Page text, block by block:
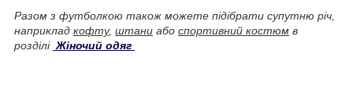
Разом з футболкою також можете підібрати супутню річ,
наприклад кофту, штани або спортивний костюм в
розділі Жіночий одяг